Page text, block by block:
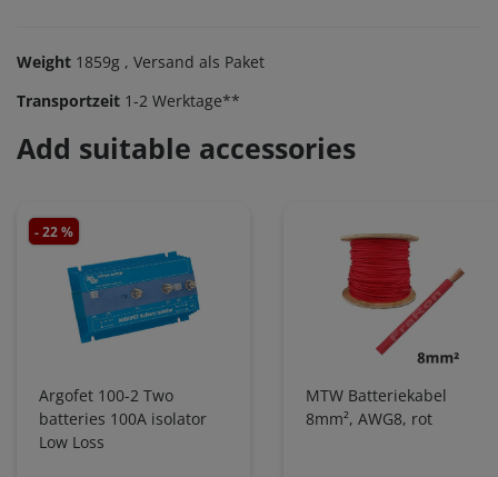
Weight 1859g , Versand als Paket
Transportzeit 1-2 Werktage**
Add suitable accessories
- 22 %
Argofet 100-2 Two
batteries 100A isolator
Low Loss
MTW Batteriekabel
8mm², AWG8, rot